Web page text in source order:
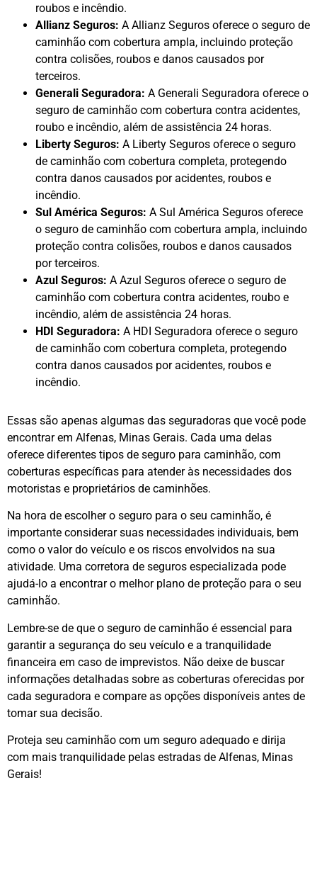
roubos e incêndio.
Allianz Seguros: A Allianz Seguros oferece o seguro de
caminhão com cobertura ampla, incluindo proteção
contra colisões, roubos e danos causados por
terceiros.
Generali Seguradora: A Generali Seguradora oferece o
seguro de caminhão com cobertura contra acidentes,
roubo e incêndio, além de assistência 24 horas.
Liberty Seguros: A Liberty Seguros oferece o seguro
de caminhão com cobertura completa, protegendo
contra danos causados por acidentes, roubos e
incêndio.
Sul América Seguros: A Sul América Seguros oferece
o seguro de caminhão com cobertura ampla, incluindo
proteção contra colisões, roubos e danos causados
por terceiros.
Azul Seguros: A Azul Seguros oferece o seguro de
caminhão com cobertura contra acidentes, roubo e
incêndio, além de assistência 24 horas.
HDI Seguradora: A HDI Seguradora oferece o seguro
de caminhão com cobertura completa, protegendo
contra danos causados por acidentes, roubos e
incêndio.
Essas são apenas algumas das seguradoras que você pode
encontrar em Alfenas, Minas Gerais. Cada uma delas
oferece diferentes tipos de seguro para caminhão, com
coberturas específicas para atender às necessidades dos
motoristas e proprietários de caminhões.
Na hora de escolher o seguro para o seu caminhão, é
importante considerar suas necessidades individuais, bem
como o valor do veículo e os riscos envolvidos na sua
atividade. Uma corretora de seguros especializada pode
ajudá-lo a encontrar o melhor plano de proteção para o seu
caminhão.
Lembre-se de que o seguro de caminhão é essencial para
garantir a segurança do seu veículo e a tranquilidade
financeira em caso de imprevistos. Não deixe de buscar
informações detalhadas sobre as coberturas oferecidas por
cada seguradora e compare as opções disponíveis antes de
tomar sua decisão.
Proteja seu caminhão com um seguro adequado e dirija
com mais tranquilidade pelas estradas de Alfenas, Minas
Gerais!